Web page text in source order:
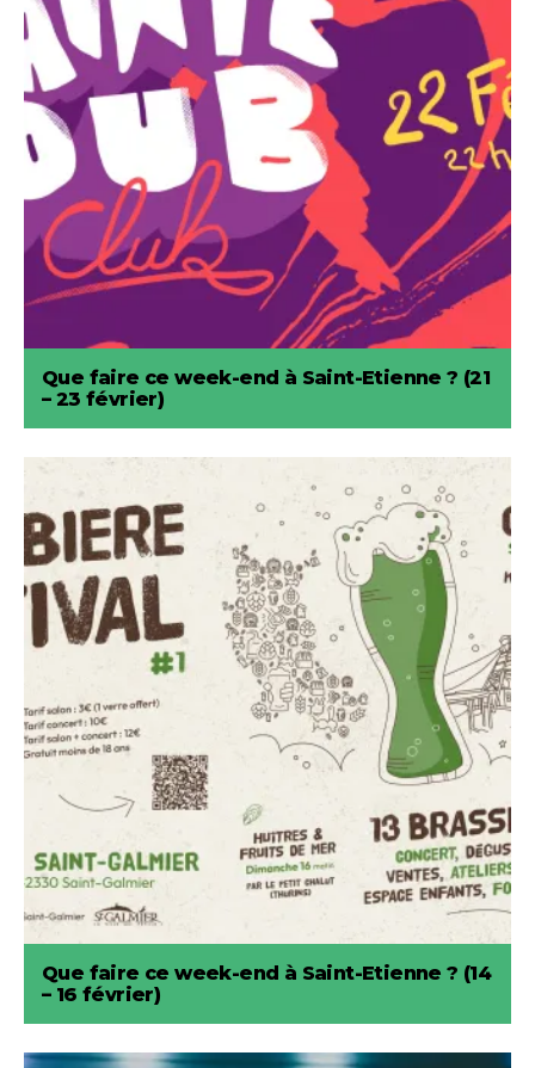
Que faire ce week-end à Saint-Etienne ? (21
– 23 février)
Que faire ce week-end à Saint-Etienne ? (14
– 16 février)